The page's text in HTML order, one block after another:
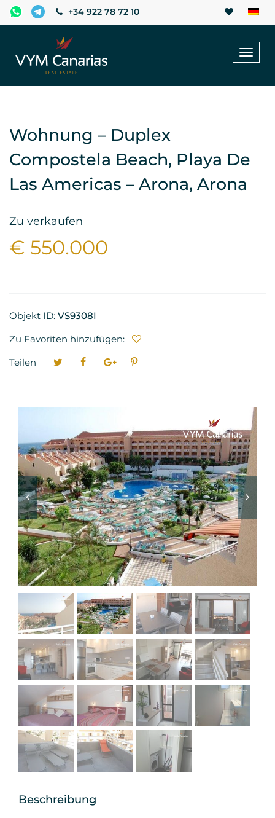
+34 922 78 72 10
Wohnung – Duplex
Compostela Beach, Playa De
Las Americas – Arona, Arona
Zu verkaufen
€ 550.000
Objekt ID: VS9308I
Zu Favoriten hinzufügen:
Teilen
Beschreibung